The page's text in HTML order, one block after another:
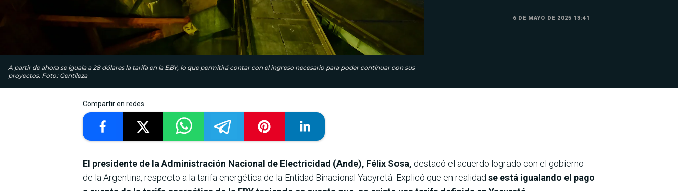
A partir de ahora se iguala a 28 dólares la tarifa en la EBY, lo que permitirá contar con el ingreso necesario para poder continuar con sus
proyectos. Foto: Gentileza
6 DE MAYO DE 2025 13:41
Compartir en redes
El presidente de la Administración Nacional de Electricidad (Ande), Félix Sosa, destacó el acuerdo logrado con el gobierno
de la Argentina, respecto a la tarifa energética de la Entidad Binacional Yacyretá. Explicó que en realidad se está igualando el pago